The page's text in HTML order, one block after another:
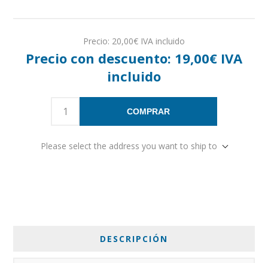
Precio: 20,00€ IVA incluido
Precio con descuento: 19,00€ IVA
incluido
COMPRAR
Please select the address you want to ship to
DESCRIPCIÓN